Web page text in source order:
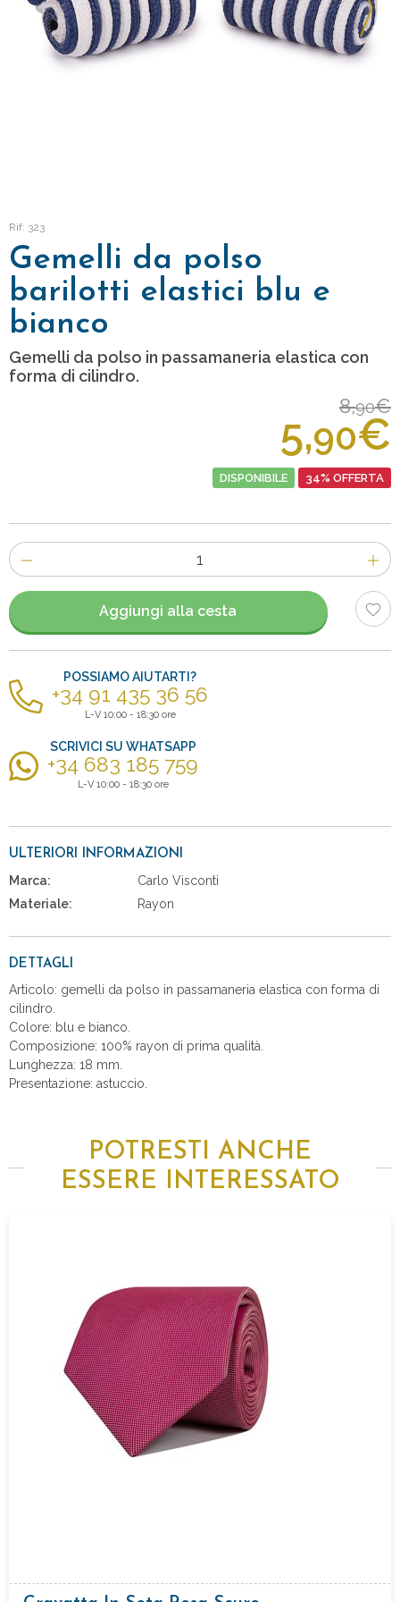
Rif: 323
Gemelli da polso
barilotti elastici blu e
bianco
Gemelli da polso in passamaneria elastica con
forma di cilindro.
8,90€
5,90€
DISPONIBILE 34% OFFERTA
Numero
di
articoli
Aggiungi alla cesta
POSSIAMO AIUTARTI?
+34 91 435 36 56
L-V 10:00 - 18:30 ore
SCRIVICI SU WHATSAPP
+34 683 185 759
L-V 10:00 - 18:30 ore
ULTERIORI INFORMAZIONI
Marca:
Carlo Visconti
Materiale:
Rayon
DETTAGLI
Articolo: gemelli da polso in passamaneria elastica con forma di
cilindro.
Colore: blu e bianco.
Composizione: 100% rayon di prima qualità.
Lunghezza: 18 mm.
Presentazione: astuccio.
POTRESTI ANCHE
ESSERE INTERESSATO